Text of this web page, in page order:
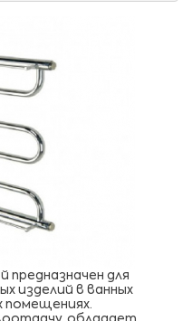
предназначен для
изделий в ванных
помещениях.